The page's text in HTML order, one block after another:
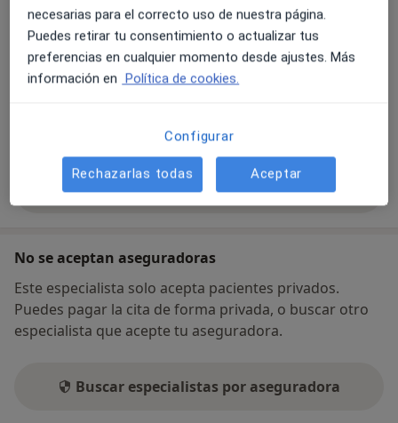
Ampliarse abre en una nueva
Disponibilidad
Este especialista no ofrece reserva online en esta
¿Qué puedo hacer ahora?
Mostrar más detalles
sobre la dirección
No se aceptan aseguradoras
Este especialista solo acepta pacientes privados.
Puedes pagar la cita de forma privada, o buscar otro
especialista que acepte tu aseguradora.
Buscar especialistas por aseguradora
necesarias para el correcto uso de nuestra página.
Puedes retirar tu consentimiento o actualizar tus
preferencias en cualquier momento desde ajustes. Más
información en Política de cookies.
Configurar
Rechazarlas todas Aceptar